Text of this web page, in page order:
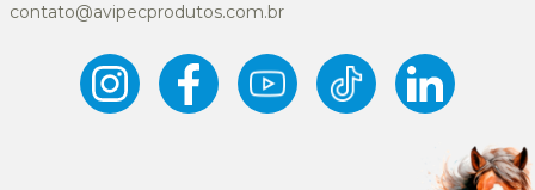
contato@avipecprodutos.com.br